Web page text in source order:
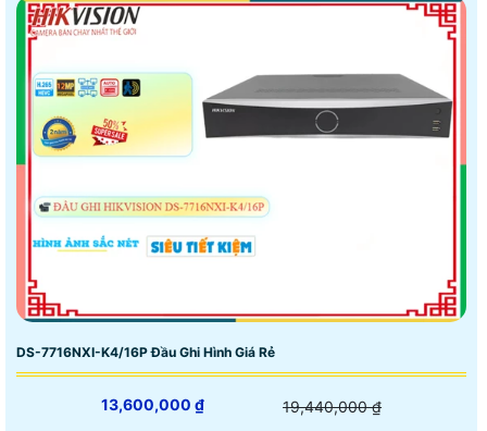
DS-7716NXI-K4/16P Đầu Ghi Hình Giá Rẻ
13,600,000 ₫ 19,440,000 ₫